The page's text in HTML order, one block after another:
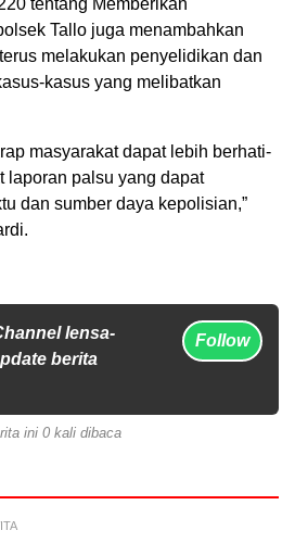
tentang Memberikan
Tallo juga menambahkan
melakukan penyelidikan dan
kasus yang melibatkan
masyarakat dapat lebih berhati-
laporan palsu yang dapat
dan sumber daya kepolisian,”
lensa-
berita
Follow
ini 0 kali dibaca